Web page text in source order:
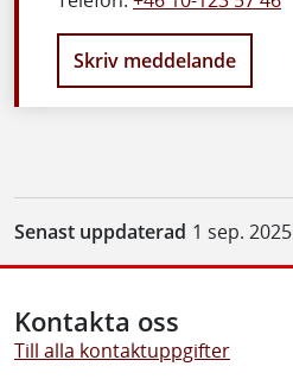
Skriv meddelande
Senast uppdaterad 1 sep. 2025
Kontakta oss
Till alla kontaktuppgifter